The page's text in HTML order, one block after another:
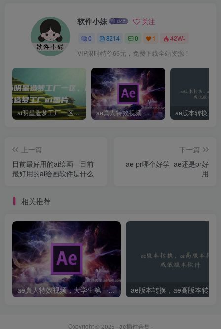
软件小妹 关注
0 8214 0 1 42W+
VIP限时特价66元，免费下载全站资源！
ai明星造梦工厂一区，明星造梦工厂ai图片 ae真人特效视频，大学生第一次做ppt怎么做
上一篇
目前最好用的ai绘画—目前
最好用的ai绘画软件是什么
下一篇
ae pr哪个好学_ae还是pr好
用
相关推荐
ae真人特效视频，大学生第一次做ppt怎么做
Copyright © 2025 · ae插件合集 ·